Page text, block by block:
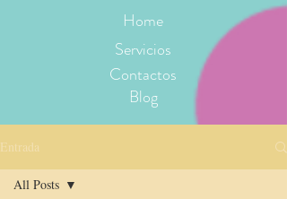
Home
Servicios
Contactos
Blog
Entrada
All Posts